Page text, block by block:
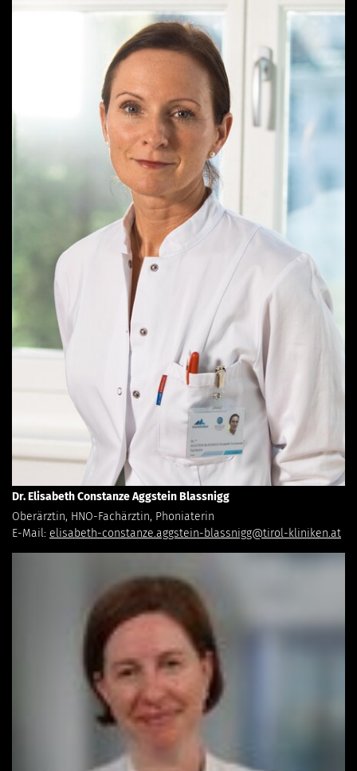
Dr. Elisabeth Constanze Aggstein Blassnigg
Oberärztin, HNO-Fachärztin, Phoniaterin
E-Mail: elisabeth-constanze.aggstein-blassnigg@tirol-kliniken.at